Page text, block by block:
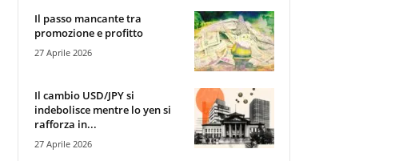
Il passo mancante tra
promozione e profitto
27 Aprile 2026
Il cambio USD/JPY si
indebolisce mentre lo yen si
rafforza in...
27 Aprile 2026